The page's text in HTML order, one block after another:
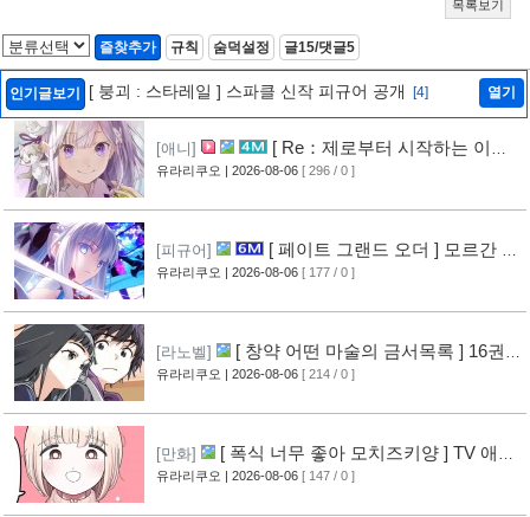
목록보기
즐찾추가 규칙 숨덕설정 글15/댓글5
인기글보기 [ 붕괴 : 스타레일 ] 스파클 신작 피규어 공개 [4] 열기
[애니]
[ Re：제로부터 시작하는 이세
계 생활 ] 4기 탈환편 PV 영상 공개
유라리쿠오 | 2026-08-06 [ 296 / 0 ]
[피규어]
[ 페이트 그랜드 오더 ] 모르간 르
페이 신작 피규어 공개
[3]
유라리쿠오 | 2026-08-06 [ 177 / 0 ]
[라노벨]
[ 창약 어떤 마술의 금서목록 ] 16권
표지 공개
[5]
유라리쿠오 | 2026-08-06 [ 214 / 0 ]
[만화]
[ 폭식 너무 좋아 모치즈키양 ] TV 애니
메이션화 결정 [4]
유라리쿠오 | 2026-08-06 [ 147 / 0 ]